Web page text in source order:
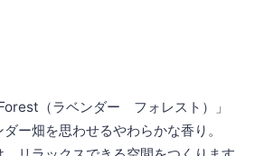
（ラベンダー フォレスト）」
ー畑を思わせるやわらかな香り。